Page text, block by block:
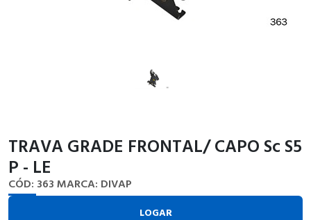
TRAVA GRADE FRONTAL/ CAPO Sc S5
P - LE
CÓD: 363 MARCA: DIVAP
LOGAR